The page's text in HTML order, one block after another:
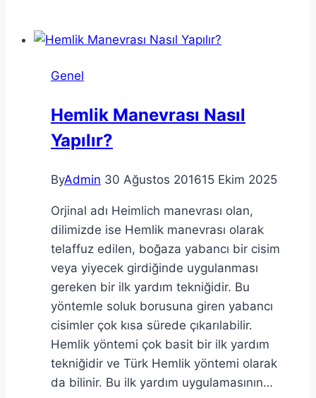
Almak
Genel
Hemlik Manevrası Nasıl
Yapılır?
ByAdmin 30 Ağustos 201615 Ekim 2025
Orjinal adı Heimlich manevrası olan,
dilimizde ise Hemlik manevrası olarak
telaffuz edilen, boğaza yabancı bir cisim
veya yiyecek girdiğinde uygulanması
gereken bir ilk yardım tekniğidir. Bu
yöntemle soluk borusuna giren yabancı
cisimler çok kısa sürede çıkarılabilir.
Hemlik yöntemi çok basit bir ilk yardım
tekniğidir ve Türk Hemlik yöntemi olarak
da bilinir. Bu ilk yardım uygulamasının…